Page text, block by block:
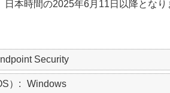
日本時間の2025年6月11日以降となり
Security
） Windows